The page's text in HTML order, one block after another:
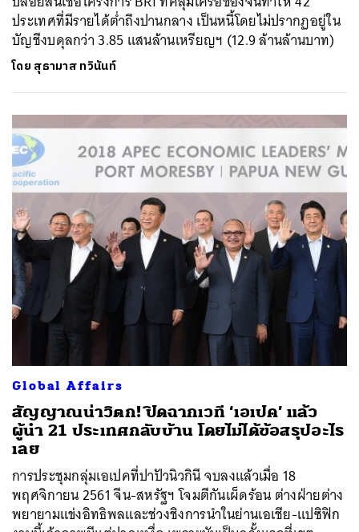
ประเทศที่มีรายได้ต่ำถึงปานกลาง เป็นหนี้โดยไม่ปรากฏอยู่ใน
บัญชีงบดุลกว่า 3.85 แสนล้านเหรียญฯ (12.9 ล้านล้านบาท)
โดย สุธามาส ทวินันท์
Global Affairs
สัญญาณน่าวิตก! ปิดฉากเวที ‘เอเปค’ แล้ว
ผู้นำ 21 ประเทศกลับบ้าน โดยไม่ได้ข้อสรุปอะไร
เลย
การประชุมกลุ่มเอเปคที่ปาปัวนิวกินี จบลงแล้วเมื่อ 18
พฤศจิกายน 2561 จีน-สหรัฐฯ โจมตีกันเผ็ดร้อน ต่างฝ่ายต่าง
พยายามแข่งอิทธิพลและช่วงชิงการนำในย่านเอเชีย-แปซิฟิก